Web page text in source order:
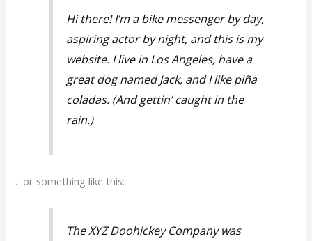
Hi there! I’m a bike messenger by day,
aspiring actor by night, and this is my
website. I live in Los Angeles, have a
great dog named Jack, and I like piña
coladas. (And gettin’ caught in the
rain.)
…or something like this:
The XYZ Doohickey Company was